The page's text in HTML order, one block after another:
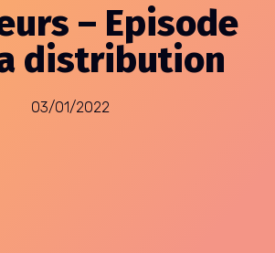
– Episode
distribution
03/01/2022